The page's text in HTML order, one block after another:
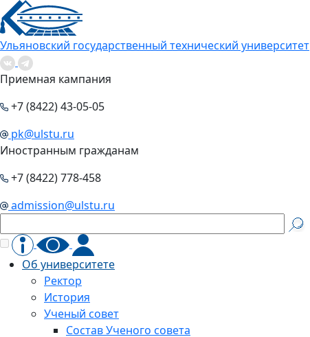
Ульяновский государственный технический университет
Приемная кампания
+7 (8422) 43-05-05
pk@ulstu.ru
Иностранным гражданам
+7 (8422) 778-458
admission@ulstu.ru
Об университете
Ректор
История
Ученый совет
Состав Ученого совета